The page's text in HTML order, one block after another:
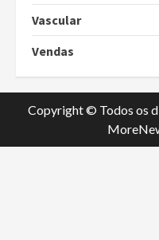
Vascular
Vendas
Copyright © Todos os